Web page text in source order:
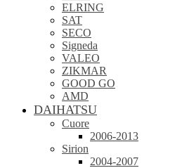
ELRING
SAT
SECO
Signeda
VALEO
ZIKMAR
GOOD GO
AMD
DAIHATSU
Cuore
2006-2013
Sirion
2004-2007